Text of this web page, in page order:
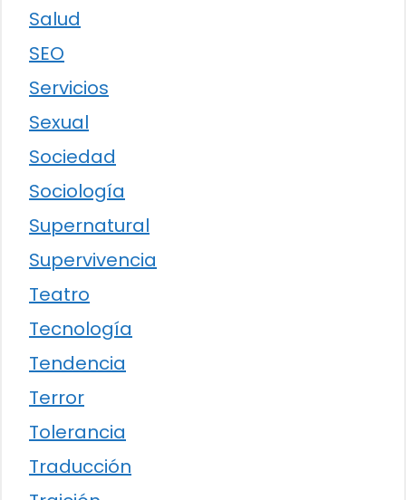
Salud
SEO
Servicios
Sexual
Sociedad
Sociología
Supernatural
Supervivencia
Teatro
Tecnología
Tendencia
Terror
Tolerancia
Traducción